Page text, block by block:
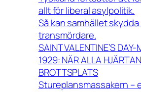
allt för liberal asylpolitik.
Så kan samhället
transmördare.
SAINT VALENTINE’S
1929: NÄR ALLA
BROTTSPLATS
Stureplansmassakern –